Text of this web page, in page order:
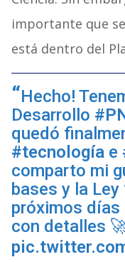
importante que
está dentro del
Hecho!
Desarrollo
quedó
#tecnologíae
comparto mi
bases y la
próximos
con detalles